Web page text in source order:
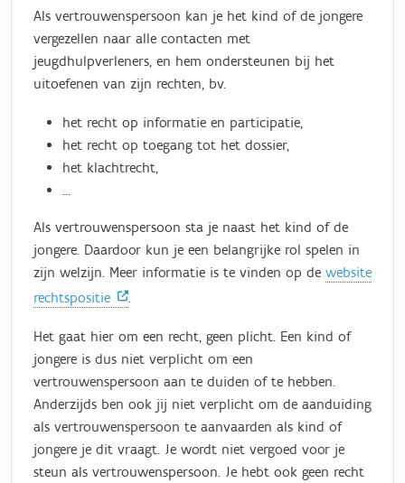
Als vertrouwenspersoon kan je het kind of de jongere
vergezellen naar alle contacten met
jeugdhulpverleners, en hem ondersteunen bij het
uitoefenen van zijn rechten, bv.
het recht op informatie en participatie,
het recht op toegang tot het dossier,
het klachtrecht,
...
Als vertrouwenspersoon sta je naast het kind of de
jongere. Daardoor kun je een belangrijke rol spelen in
zijn welzijn. Meer informatie is te vinden op de website
rechtspositie
.
Het gaat hier om een recht, geen plicht. Een kind of
jongere is dus niet verplicht om een
vertrouwenspersoon aan te duiden of te hebben.
Anderzijds ben ook jij niet verplicht om de aanduiding
als vertrouwenspersoon te aanvaarden als kind of
jongere je dit vraagt. Je wordt niet vergoed voor je
steun als vertrouwenspersoon. Je hebt ook geen recht